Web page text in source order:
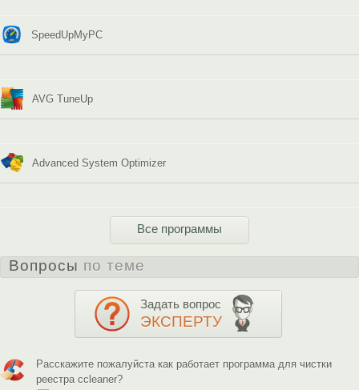
SpeedUpMyPC
AVG TuneUp
Advanced System Optimizer
Все программы
Вопросы по теме
Задать вопрос
ЭКСПЕРТУ
Расскажите пожалуйста как работает программа для чистки
реестра ccleaner?